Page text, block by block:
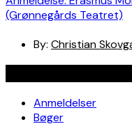
(Grønnegårds Teatret)
By: Christian
Anmeldelser
Bøger